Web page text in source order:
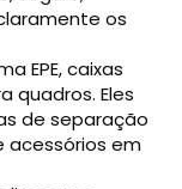
os
EPE, caixas
quadros. Eles
de separação
acessórios em